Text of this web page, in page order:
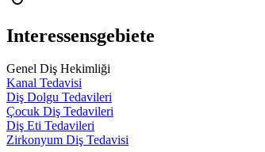
Interessensgebiete
Genel Diş Hekimliği
Kanal Tedavisi
Diş Dolgu Tedavileri
Çocuk Diş Tedavileri
Diş Eti Tedavileri
Zirkonyum Diş Tedavisi